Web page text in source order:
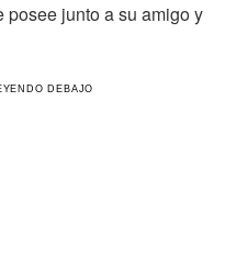
junto a su amigo y